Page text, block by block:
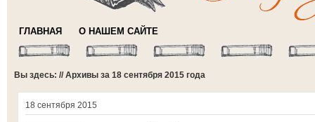
ГЛАВНАЯ О НАШЕМ САЙТЕ
Вы здесь: // Архивы за 18 сентября 2015 года
18 сентября 2015